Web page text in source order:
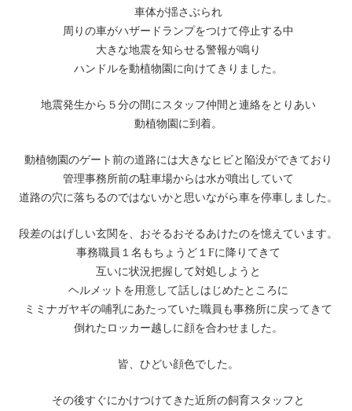
車体が揺さぶられ
周りの車がハザードランプをつけて停止する中
大きな地震を知らせる警報が鳴り
ハンドルを動植物園に向けてきりました。
地震発生から５分の間にスタッフ仲間と連絡をとりあい
動植物園に到着。
動植物園のゲート前の道路には大きなヒビと陥没ができており
管理事務所前の駐車場からは水が噴出していて
道路の穴に落ちるのではないかと思いながら車を停車しました。
段差のはげしい玄関を、おそるおそるあけたのを憶えています。
事務職員１名もちょうど１Fに降りてきて
互いに状況把握して対処しようと
ヘルメットを用意して話しはじめたところに
ミミナガヤギの哺乳にあたっていた職員も事務所に戻ってきて
倒れたロッカー越しに顔を合わせました。
皆、ひどい顔色でした。
その後すぐにかけつけてきた近所の飼育スタッフと